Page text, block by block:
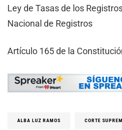
Ley de Tasas de los
Nacional de Registros
Artículo 165 de la
ALBA LUZ RAMOS CORTE